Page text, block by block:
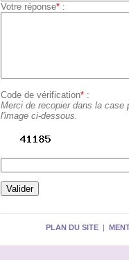
Votre réponse*:
Code de vérification*:
Merci de recopier dans la
l'image ci-dessous.
PLAN DU SITE |